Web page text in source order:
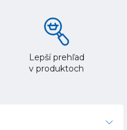
Lepší prehľad
v produktoch